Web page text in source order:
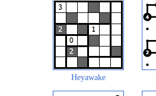
Heyawake